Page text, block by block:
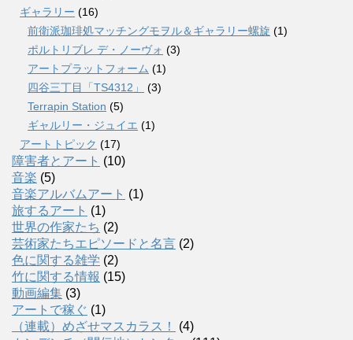
ギャラリー (16)
前衛派珈琲処マッチングモヲル＆ギャラリー螺旋 (1)
ポルトリブレ デ・ノーヴォ (3)
アートプラットフォーム (1)
四谷三丁目「TS4312」
(3)
Terrapin Station (5)
ギャルリー・ジュイエ (1)
アートトピック (17)
障害者とアート (10)
音楽 (5)
音楽アルバムアート (1)
旅するアート (1)
世界の作家たち (2)
芸術家たちエピソードと名言 (2)
色に関する雑学 (2)
竹に関する情報 (15)
動画編集 (3)
アートで稼ぐ (1)
（連載）めざせマスカラス！
(4)